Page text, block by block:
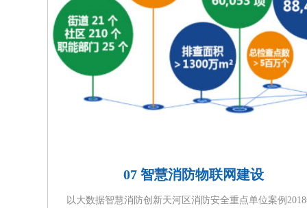
07 智慧消防物联网建设
以大数据智慧消防创新天河区消防安全重点单位案例